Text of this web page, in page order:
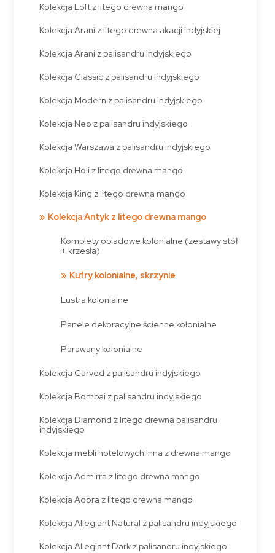
Kolekcja Loft z litego drewna mango
Kolekcja Arani z litego drewna akacji indyjskiej
Kolekcja Arani z palisandru indyjskiego
Kolekcja Classic z palisandru indyjskiego
Kolekcja Modern z palisandru indyjskiego
Kolekcja Neo z palisandru indyjskiego
Kolekcja Warszawa z palisandru indyjskiego
Kolekcja Holi z litego drewna mango
Kolekcja King z litego drewna mango
Kolekcja Antyk z litego drewna mango
Komplety obiadowe kolonialne (zestawy stół
+ krzesła)
Kufry kolonialne, skrzynie
Lustra kolonialne
Panele dekoracyjne ścienne kolonialne
Parawany kolonialne
Kolekcja Carved z palisandru indyjskiego
Kolekcja Bombai z palisandru indyjskiego
Kolekcja Diamond z litego drewna palisandru
indyjskiego
Kolekcja mebli hotelowych Inna z drewna mango
Kolekcja Admirra z litego drewna mango
Kolekcja Adora z litego drewna mango
Kolekcja Allegiant Natural z palisandru indyjskiego
Kolekcja Allegiant Dark z palisandru indyjskiego